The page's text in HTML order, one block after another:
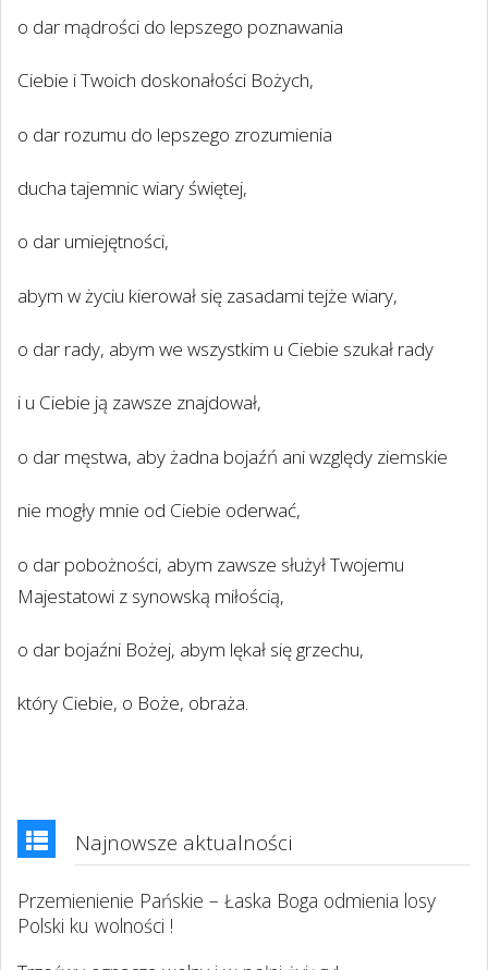
o dar mądrości do lepszego poznawania
Ciebie i Twoich doskonałości Bożych,
o dar rozumu do lepszego zrozumienia
ducha tajemnic wiary świętej,
o dar umiejętności,
abym w życiu kierował się zasadami tejże wiary,
o dar rady, abym we wszystkim u Ciebie szukał rady
i u Ciebie ją zawsze znajdował,
o dar męstwa, aby żadna bojaźń ani względy ziemskie
nie mogły mnie od Ciebie oderwać,
o dar pobożności, abym zawsze służył Twojemu
Majestatowi z synowską miłością,
o dar bojaźni Bożej, abym lękał się grzechu,
który Ciebie, o Boże, obraża.
Najnowsze aktualności
Przemienienie Pańskie – Łaska Boga odmienia losy
Polski ku wolności !